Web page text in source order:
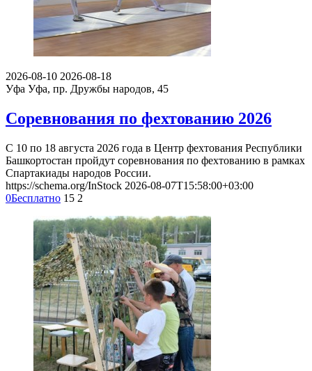
2026-08-10 2026-08-18
Уфа Уфа, пр. Дружбы народов, 45
Соревнования по фехтованию 2026
С 10 по 18 августа 2026 года в Центр фехтования Республики
Башкортостан пройдут соревнования по фехтованию в рамках
Спартакиады народов России.
https://schema.org/InStock 2026-08-07T15:58:00+03:00
0Бесплатно 15 2